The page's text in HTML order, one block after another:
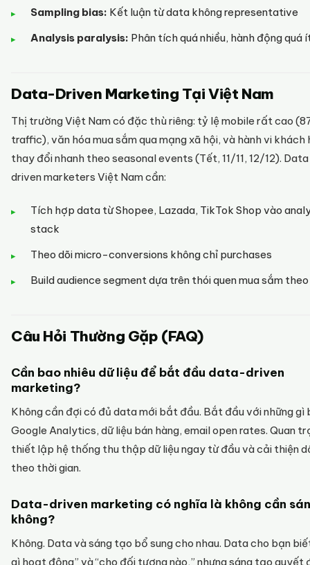
Sampling bias: Kết luận từ data không representative
Analysis paralysis: Phân tích quá nhiều, hành động quá
Data-Driven Marketing Tại Việt Nam
Thị trường Việt Nam có đặc thù riêng: tỷ lệ mobile rất cao
traffic), văn hóa mua sắm qua mạng xã hội, và hành vi khách
thay đổi nhanh theo seasonal events (Tết, 11/11, 12/12).
driven marketers Việt Nam cần:
Tích hợp data từ Shopee, Lazada, TikTok Shop vào
stack
Theo dõi micro-conversions không chỉ purchases
Build audience segment dựa trên thói quen mua sắm
Câu Hỏi Thường Gặp (FAQ)
Cần bao nhiêu dữ liệu để bắt đầu data-driven
marketing?
Không cần đợi có đủ data mới bắt đầu. Bắt đầu với những gì
Google Analytics, dữ liệu bán hàng, email open rates. Quan
thiết lập hệ thống thu thập dữ liệu ngay từ đầu và cải thiện
theo thời gian.
Data-driven marketing có nghĩa là không cần
không?
Không. Data và sáng tạo bổ sung cho nhau. Data cho bạn
gì hoạt động” và “cho đối tượng nào,” nhưng sáng tạo quyết